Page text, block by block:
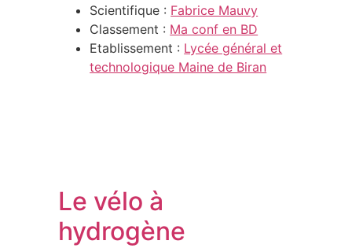
Scientifique : Fabrice Mauvy
Classement : Ma conf en BD
Etablissement : Lycée général et
technologique Maine de Biran
Le vélo à
hydrogène